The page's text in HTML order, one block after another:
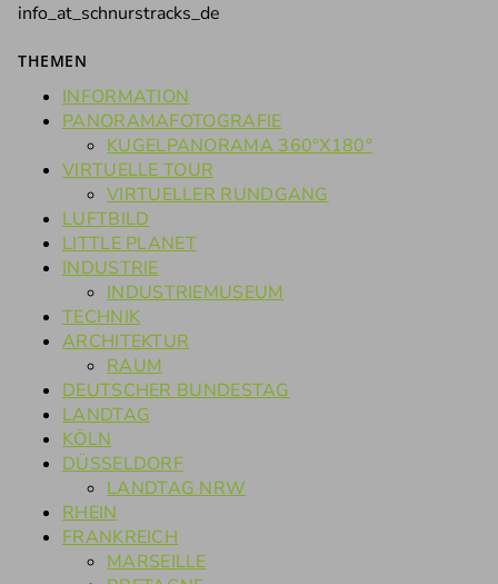
info_at_schnurstracks_de
THEMEN
INFORMATION
PANORAMAFOTOGRAFIE
KUGELPANORAMA 360°X180°
VIRTUELLE TOUR
VIRTUELLER RUNDGANG
LUFTBILD
LITTLE PLANET
INDUSTRIE
INDUSTRIEMUSEUM
TECHNIK
ARCHITEKTUR
RAUM
DEUTSCHER BUNDESTAG
LANDTAG
KÖLN
DÜSSELDORF
LANDTAG NRW
RHEIN
FRANKREICH
MARSEILLE